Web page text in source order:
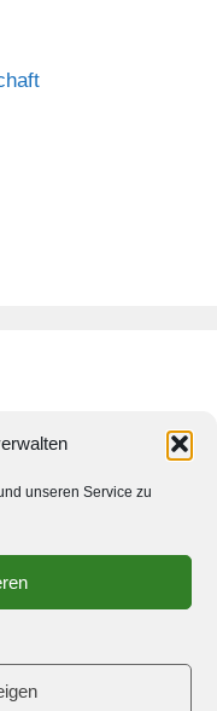
unseren Service zu